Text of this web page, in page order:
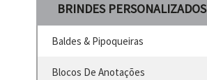
BRINDES PERSONALIZADOS
Baldes & Pipoqueiras
Blocos De Anotações